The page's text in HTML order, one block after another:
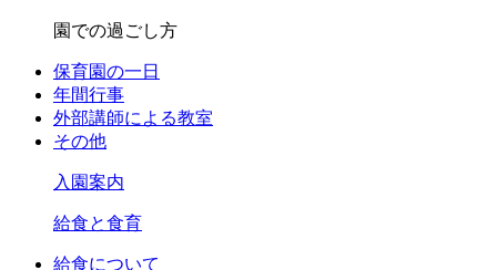
園での過ごし方
保育園の一日
年間行事
外部講師による教室
その他
入園案内
給食と食育
給食について